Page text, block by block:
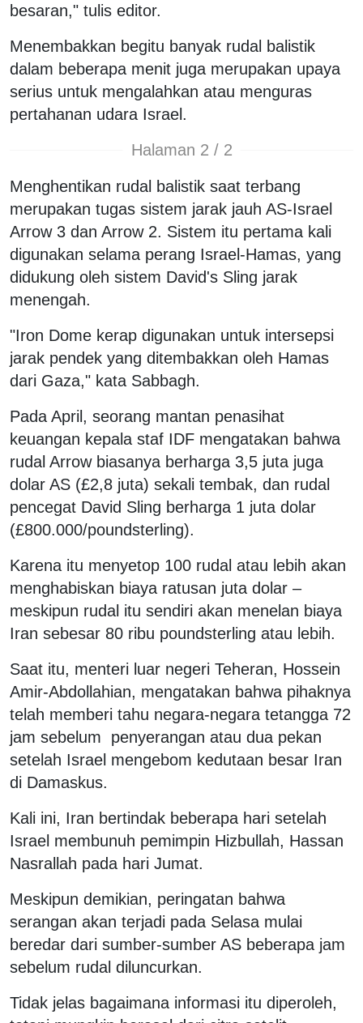
besaran," tulis editor.
Menembakkan begitu banyak rudal balistik
dalam beberapa menit juga merupakan upaya
serius untuk mengalahkan atau menguras
pertahanan udara Israel.
Halaman 2 / 2
Menghentikan rudal balistik saat terbang
merupakan tugas sistem jarak jauh AS-Israel
Arrow 3 dan Arrow 2. Sistem itu pertama kali
digunakan selama perang Israel-Hamas, yang
didukung oleh sistem David's Sling jarak
menengah.
"Iron Dome kerap digunakan untuk intersepsi
jarak pendek yang ditembakkan oleh Hamas
dari Gaza," kata Sabbagh.
Pada April, seorang mantan penasihat
keuangan kepala staf IDF mengatakan bahwa
rudal Arrow biasanya berharga 3,5 juta juga
dolar AS (£2,8 juta) sekali tembak, dan rudal
pencegat David Sling berharga 1 juta dolar
(£800.000/poundsterling).
Karena itu menyetop 100 rudal atau lebih akan
menghabiskan biaya ratusan juta dolar –
meskipun rudal itu sendiri akan menelan biaya
Iran sebesar 80 ribu poundsterling atau lebih.
Saat itu, menteri luar negeri Teheran, Hossein
Amir-Abdollahian, mengatakan bahwa pihaknya
telah memberi tahu negara-negara tetangga 72
jam sebelum penyerangan atau dua pekan
setelah Israel mengebom kedutaan besar Iran
di Damaskus.
Kali ini, Iran bertindak beberapa hari setelah
Israel membunuh pemimpin Hizbullah, Hassan
Nasrallah pada hari Jumat.
Meskipun demikian, peringatan bahwa
serangan akan terjadi pada Selasa mulai
beredar dari sumber-sumber AS beberapa jam
sebelum rudal diluncurkan.
Tidak jelas bagaimana informasi itu diperoleh,